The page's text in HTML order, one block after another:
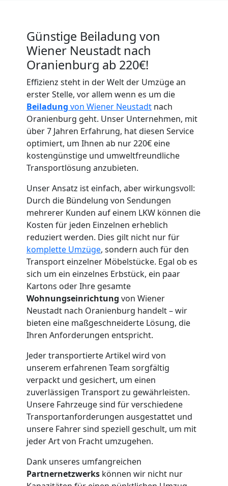
Günstige Beiladung von
Wiener Neustadt nach
Oranienburg ab 220€!
Effizienz steht in der Welt der Umzüge an
erster Stelle, vor allem wenn es um die
Beiladung von Wiener Neustadt nach
Oranienburg geht. Unser Unternehmen, mit
über 7 Jahren Erfahrung, hat diesen Service
optimiert, um Ihnen ab nur 220€ eine
kostengünstige und umweltfreundliche
Transportlösung anzubieten.
Unser Ansatz ist einfach, aber wirkungsvoll:
Durch die Bündelung von Sendungen
mehrerer Kunden auf einem LKW können die
Kosten für jeden Einzelnen erheblich
reduziert werden. Dies gilt nicht nur für
komplette Umzüge, sondern auch für den
Transport einzelner Möbelstücke. Egal ob es
sich um ein einzelnes Erbstück, ein paar
Kartons oder Ihre gesamte
Wohnungseinrichtung von Wiener
Neustadt nach Oranienburg handelt – wir
bieten eine maßgeschneiderte Lösung, die
Ihren Anforderungen entspricht.
Jeder transportierte Artikel wird von
unserem erfahrenen Team sorgfältig
verpackt und gesichert, um einen
zuverlässigen Transport zu gewährleisten.
Unsere Fahrzeuge sind für verschiedene
Transportanforderungen ausgestattet und
unsere Fahrer sind speziell geschult, um mit
jeder Art von Fracht umzugehen.
Dank unseres umfangreichen
Partnernetzwerks können wir nicht nur
Umzugshelfer
Wiener
Neustadt
Möbeltaxi
Wiener
Neustadt
Kleintransport
Wiener
Neustadt
Möbelmontage
Wiener
Neustadt